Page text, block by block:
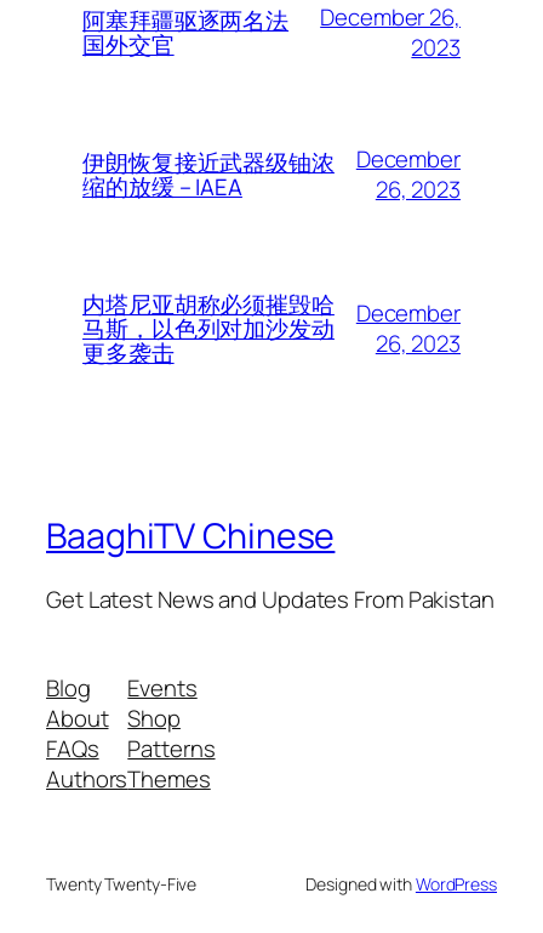
阿塞拜疆驱逐两名法
国外交官
December 26,
2023
伊朗恢复接近武器级铀浓
缩的放缓 – IAEA
December
26, 2023
内塔尼亚胡称必须摧毁哈
马斯，以色列对加沙发动
更多袭击
December
26, 2023
BaaghiTV Chinese
Get Latest News and Updates From Pakistan
Blog
About
FAQs
Authors
Events
Shop
Patterns
Themes
Twenty Twenty-Five Designed withWordPress